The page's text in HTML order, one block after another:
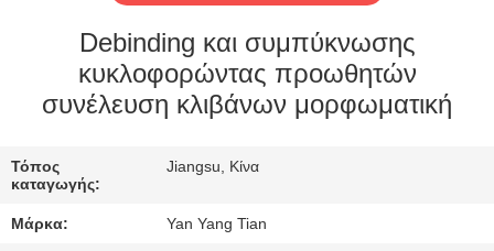
ΕΠΙΣΚΕΨΉ
ΕΡΓΟΣΤΑΣΊΟΥ
ΈΛΕΓΧΟΣ
ΠΟΙΌΤΗΤΑΣ
Debinding και συμπύκνωσης
κυκλοφορώντας προωθητών
συνέλευση κλιβάνων μορφωματική
Τόπος
καταγωγής:
Jiangsu, Κίνα
Μάρκα: Yan Yang Tian